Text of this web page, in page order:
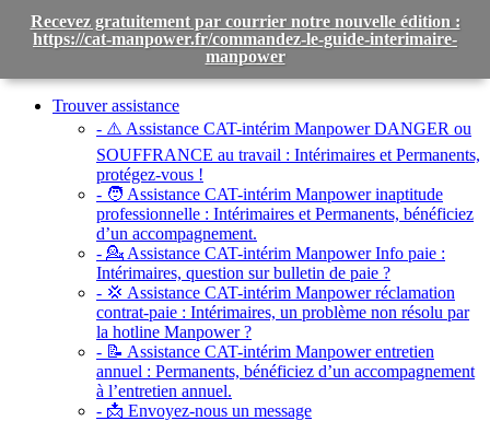
Toggle
navigationTrouver assistance
- ⚠️ Assistance CAT-intérim Manpower DANGER ou
SOUFFRANCE au travail : Intérimaires et Permanents,
protégez-vous !
- 🧑 Assistance CAT-intérim Manpower inaptitude
professionnelle : Intérimaires et Permanents, bénéficiez
d’un accompagnement.
- 💁 Assistance CAT-intérim Manpower Info paie :
Intérimaires, question sur bulletin de paie ?
- 💢 Assistance CAT-intérim Manpower réclamation
contrat-paie : Intérimaires, un problème non résolu par
la hotline Manpower ?
- 📝 Assistance CAT-intérim Manpower entretien
annuel : Permanents, bénéficiez d’un accompagnement
à l’entretien annuel.
- 📩 Envoyez-nous un message
Recevez gratuitement par courrier notre nouvelle édition :
https://cat-manpower.fr/commandez-le-guide-interimaire-
manpower